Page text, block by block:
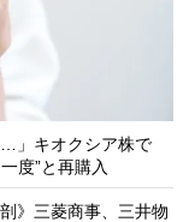
…」キオクシア株で
度”と再購入
》三菱商事、三井物